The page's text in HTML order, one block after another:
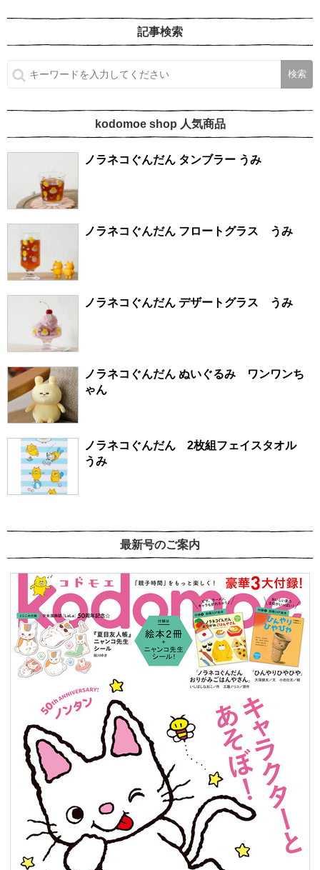
記事検索
kodomoe shop 人気商品
ノラネコぐんだん タンブラー うみ
ノラネコぐんだん フロートグラス うみ
ノラネコぐんだん デザートグラス うみ
ノラネコぐんだん ぬいぐるみ ワンワンち
ゃん
ノラネコぐんだん 2枚組フェイスタオル
うみ
最新号のご案内